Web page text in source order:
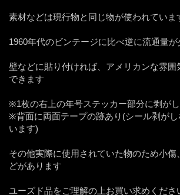
素材などは現行物と同じ物が使われていま
1960年代のビンテージに比べ逆に流通量
壁などに貼り付ければ、アメリカンな雰囲
できます
※1枚の右上の年号ステッカー部分に剥が
※背面に両面テープの跡あり(シール剥が
います)
その他実際に使用されていた物のため小傷
どがあります
ユーズド品をご理解の上お買い求めくださ